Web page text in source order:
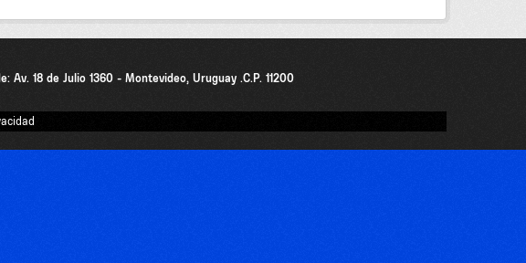
Av. 18 de Julio 1360 - Montevideo, Uruguay .C.P. 11200